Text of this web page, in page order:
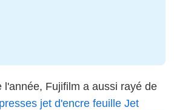
l'année, Fujifilm a aussi rayé de
jet d'encre feuille Jet